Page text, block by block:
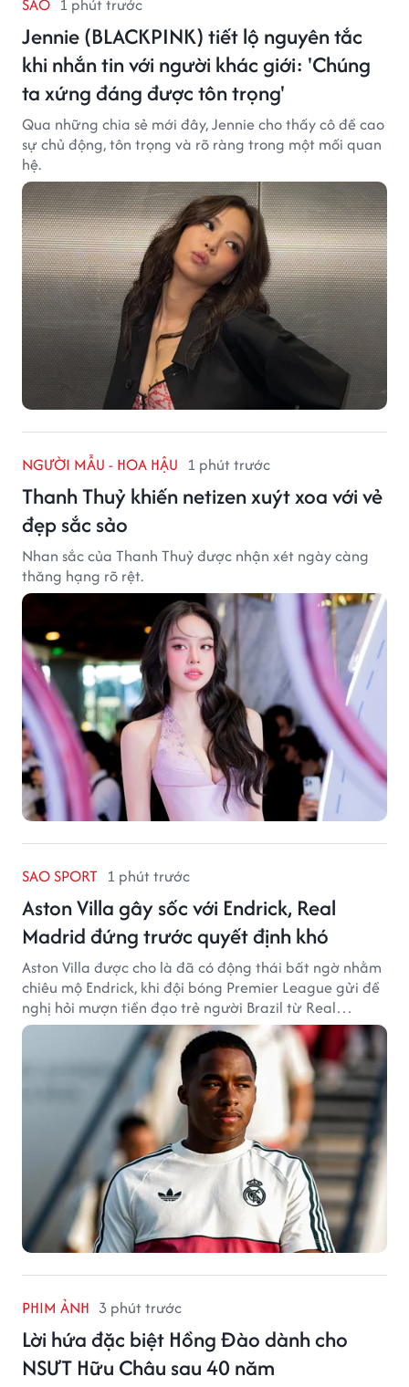
SAO 1 phút trước
Jennie (BLACKPINK) tiết lộ nguyên tắc
khi nhắn tin với người khác giới: 'Chúng
ta xứng đáng được tôn trọng'
Qua những chia sẻ mới đây, Jennie cho thấy cô đề cao
sự chủ động, tôn trọng và rõ ràng trong một mối quan
hệ.
NGƯỜI MẪU - HOA HẬU 1 phút trước
Thanh Thuỷ khiến netizen xuýt xoa với vẻ
đẹp sắc sảo
Nhan sắc của Thanh Thuỷ được nhận xét ngày càng
thăng hạng rõ rệt.
SAO SPORT 1 phút trước
Aston Villa gây sốc với Endrick, Real
Madrid đứng trước quyết định khó
Aston Villa được cho là đã có động thái bất ngờ nhằm
chiêu mộ Endrick, khi đội bóng Premier League gửi đề
nghị hỏi mượn tiền đạo trẻ người Brazil từ Real
Madrid.
PHIM ẢNH 3 phút trước
Lời hứa đặc biệt Hồng Đào dành cho
NSƯT Hữu Châu sau 40 năm